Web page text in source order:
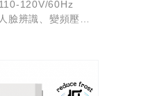
120V/60Hz
臉辨識、變頻壓縮